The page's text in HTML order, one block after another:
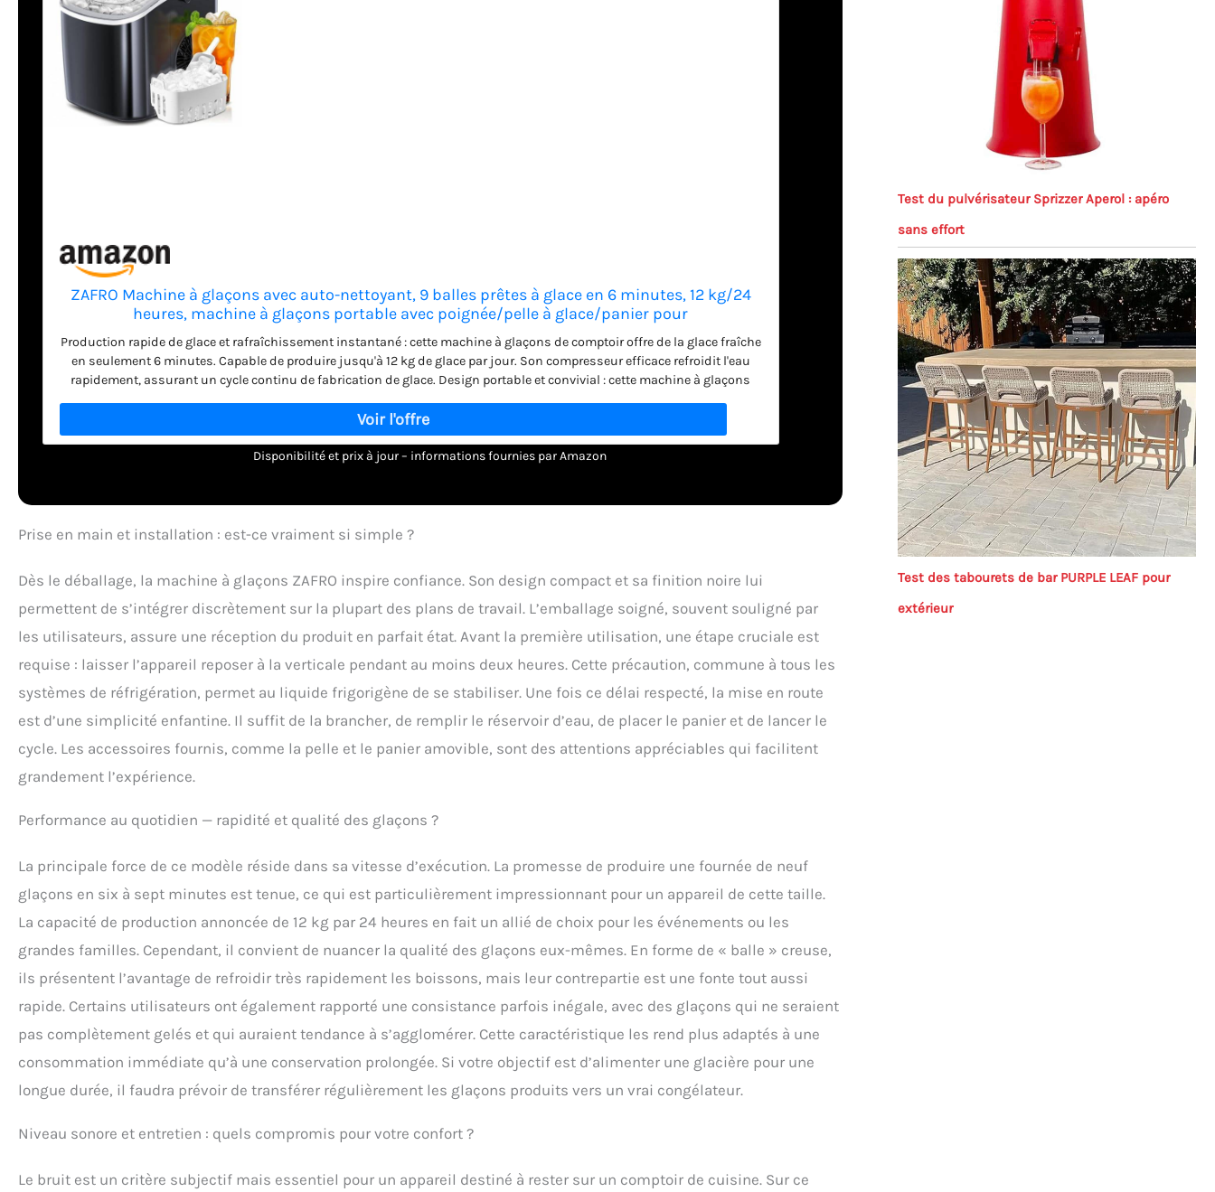
ZAFRO Machine à glaçons avec auto-nettoyant, 9 balles prêtes à glace en 6 minutes, 12 kg/24
heures, machine à glaçons portable avec poignée/pelle à glace/panier pour
maison/cuisine/camping, noir
Production rapide de glace et rafraîchissement instantané : cette machine à glaçons de comptoir offre de la glace fraîche
en seulement 6 minutes. Capable de produire jusqu'à 12 kg de glace par jour. Son compresseur efficace refroidit l'eau
rapidement, assurant un cycle continu de fabrication de glace. Design portable et convivial : cette machine à glaçons
incroyablement facile à déplacer entre les pièces ou à emporter en voyage. Sa nature légère lui permet de se fondre
parfaitement dans n'importe quel environnement. Auto-nettoyage sans effort : le nettoyage de la machine à glaçons n'a
jamais été aussi simple avec la fonction autonettoyante. En appuyant simplement sur le bouton « ON/OFF » pendant 5
indicateurs intelligents permettent de se concentrer sur le plaisir de la glace. Le système s'adapte aussi intelligemment
service client exceptionnel avec un support technique dédié. Garantit une expérience sans tracas et une satisfaction
durable avec le produit.
Disponibilité et prix à jour – informations fournies par Amazon
Prise en main et installation : est-ce vraiment si simple ?
Dès le déballage, la machine à glaçons ZAFRO inspire confiance. Son design compact et sa finition noire lui
permettent de s’intégrer discrètement sur la plupart des plans de travail. L’emballage soigné, souvent souligné par
les utilisateurs, assure une réception du produit en parfait état. Avant la première utilisation, une étape cruciale est
requise : laisser l’appareil reposer à la verticale pendant au moins deux heures. Cette précaution, commune à tous les
systèmes de réfrigération, permet au liquide frigorigène de se stabiliser. Une fois ce délai respecté, la mise en route
est d’une simplicité enfantine. Il suffit de la brancher, de remplir le réservoir d’eau, de placer le panier et de lancer le
cycle. Les accessoires fournis, comme la pelle et le panier amovible, sont des attentions appréciables qui facilitent
grandement l’expérience.
Performance au quotidien — rapidité et qualité des glaçons ?
La principale force de ce modèle réside dans sa vitesse d’exécution. La promesse de produire une fournée de neuf
glaçons en six à sept minutes est tenue, ce qui est particulièrement impressionnant pour un appareil de cette taille.
La capacité de production annoncée de 12 kg par 24 heures en fait un allié de choix pour les événements ou les
grandes familles. Cependant, il convient de nuancer la qualité des glaçons eux-mêmes. En forme de « balle » creuse,
ils présentent l’avantage de refroidir très rapidement les boissons, mais leur contrepartie est une fonte tout aussi
rapide. Certains utilisateurs ont également rapporté une consistance parfois inégale, avec des glaçons qui ne seraient
pas complètement gelés et qui auraient tendance à s’agglomérer. Cette caractéristique les rend plus adaptés à une
consommation immédiate qu’à une conservation prolongée. Si votre objectif est d’alimenter une glacière pour une
longue durée, il faudra prévoir de transférer régulièrement les glaçons produits vers un vrai congélateur.
Niveau sonore et entretien : quels compromis pour votre confort ?
Le bruit est un critère subjectif mais essentiel pour un appareil destiné à rester sur un comptoir de cuisine. Sur ce
Test du pulvérisateur Sprizzer Aperol : apéro
sans effort
Test des tabourets de bar PURPLE LEAF pour
extérieur